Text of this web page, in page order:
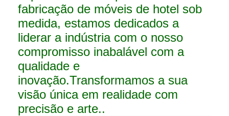
fabricação de móveis de hotel sob
medida, estamos dedicados a
liderar a indústria com o nosso
compromisso inabalável com a
qualidade e
inovação.Transformamos a sua
visão única em realidade com
precisão e arte..